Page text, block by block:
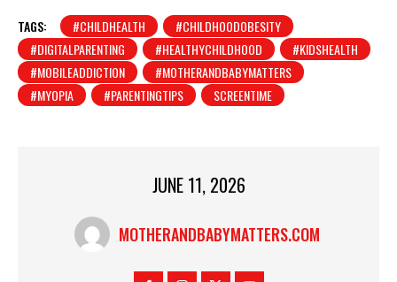
TAGS: #CHILDHEALTH
#CHILDHOODOBESITY
#DIGITALPARENTING
#HEALTHYCHILDHOOD
#KIDSHEALTH
#MOBILEADDICTION
#MOTHERANDBABYMATTERS
#MYOPIA
#PARENTINGTIPS SCREENTIME
JUNE 11, 2026
MOTHERANDBABYMATTERS.COM